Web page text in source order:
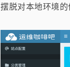
摆脱对本地环境